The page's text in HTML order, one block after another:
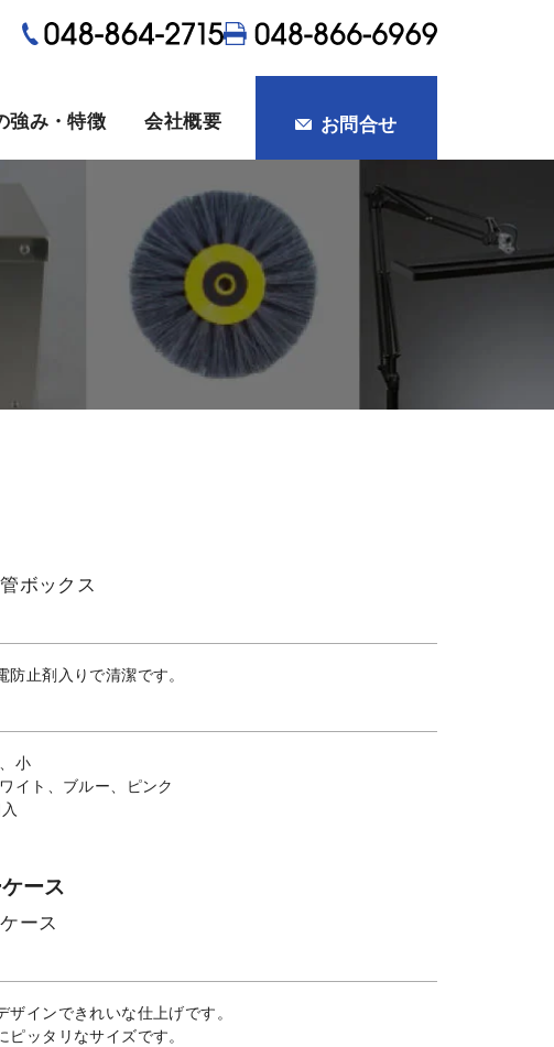
強み・特徴 会社概要 お問合せ
ボックス
防止剤入りで清潔です。
小
イト、ブルー、ピンク
ース
ース
ザインできれいな仕上げです。
ピッタリなサイズです。